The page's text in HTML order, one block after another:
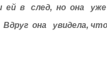
в след, но она
она увидела,